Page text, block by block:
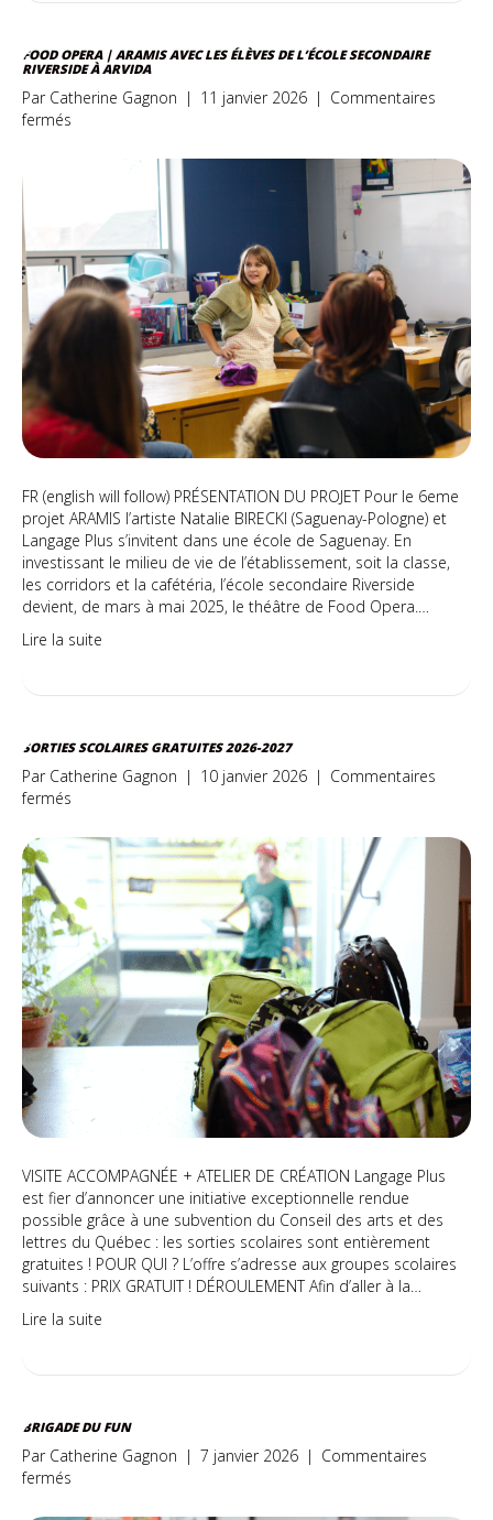
FOOD OPERA | ARAMIS AVEC LES ÉLÈVES DE L’ÉCOLE SECONDAIRE
RIVERSIDE À ARVIDA
Par Catherine Gagnon | 11 janvier 2026 | Commentaires
fermés
les
élèves
de
l’école
secondaire
FR (english will follow) PRÉSENTATION DU PROJET Pour le 6eme
projet ARAMIS l’artiste Natalie BIRECKI (Saguenay-Pologne) et
Langage Plus s’invitent dans une école de Saguenay. En
investissant le milieu de vie de l’établissement, soit la classe,
les corridors et la cafétéria, l’école secondaire Riverside
devient, de mars à mai 2025, le théâtre de Food Opera.…
Lire la suite
SORTIES SCOLAIRES GRATUITES 2026-2027
Par Catherine Gagnon | 10 janvier 2026 | Commentaires
fermés
SCOLAIRES
GRATUITES
2026-
2027
VISITE ACCOMPAGNÉE + ATELIER DE CRÉATION Langage Plus
est fier d’annoncer une initiative exceptionnelle rendue
possible grâce à une subvention du Conseil des arts et des
lettres du Québec : les sorties scolaires sont entièrement
gratuites ! POUR QUI ? L’offre s’adresse aux groupes scolaires
suivants : PRIX GRATUIT ! DÉROULEMENT Afin d’aller à la…
Lire la suite
BRIGADE DU FUN
Par Catherine Gagnon | 7 janvier 2026 | Commentaires
fermés